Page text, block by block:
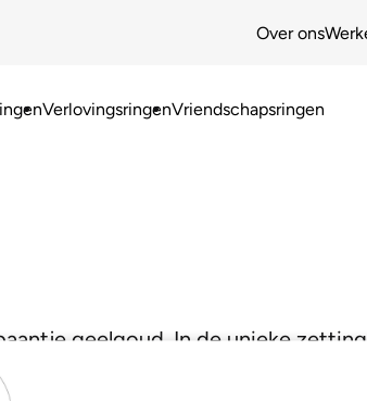
Over ons
VerlovingsringenVriendschapsringen
geelgoud. In de unieke